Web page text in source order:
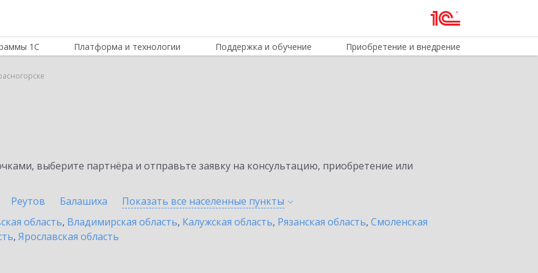
1С Платформа и технологии Поддержка и обучение Приобретение и внедрение
выберите партнёра и отправьте заявку на консультацию, приобретение или
Реутов Балашиха Показать все населенные пункты
область, Владимирская область, Калужская область, Рязанская область, Смоленская
, Ярославская область